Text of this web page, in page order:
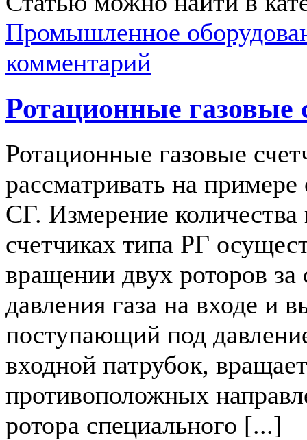
Промышленное
комментарий
Ротационные газовые
Ротационные газовые
рассматривать на примере
СГ. Измерение количества
счетчиках типа РГ
вращении двух роторов за
давления газа на входе и
поступающий под
входной патрубок,
противоположных
ротора специального [...]